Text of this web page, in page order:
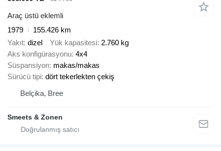
Araç üstü eklemli
1979
155.426 km
Yakıt dizel Yük kapasitesi 2.760 kg
Aks konfigürasyonu 4x4
Süspansiyon makas/makas
Sürücü tipi dört tekerlekten çekiş
Belçika, Bree
Smeets & Zonen